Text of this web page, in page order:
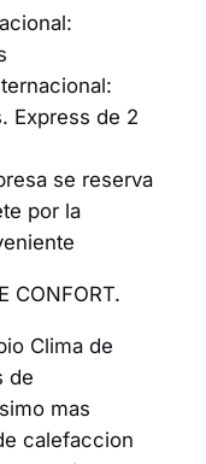
Express de 2
se reserva
por la
CONFORT.
Clima de
de
mas
calefaccion